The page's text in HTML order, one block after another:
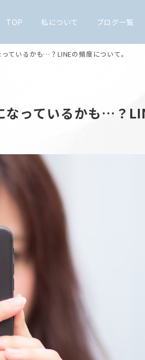
TOP 私について ブログ一覧
ているかも…？LINEの頻度について。
なっているかも…？